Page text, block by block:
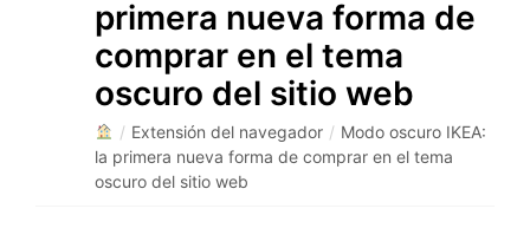
primera nueva forma de
comprar en el tema
oscuro del sitio web
/ Extensión del navegador / Modo oscuro IKEA:
la primera nueva forma de comprar en el tema
oscuro del sitio web